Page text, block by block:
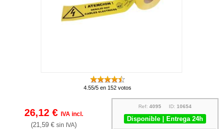
4.55/5 en 152 votos
26,12 € IVA incl.
(21,59 € sin IVA)
Ref: 4095 ID: 10654
Disponible | Entrega 24h